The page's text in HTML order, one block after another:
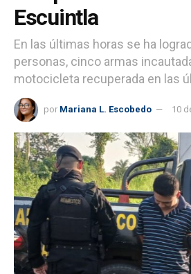
Escuintla
En las últimas horas se ha
personas, cinco armas
motocicleta recuperada en las
por Mariana L. Escobedo 10